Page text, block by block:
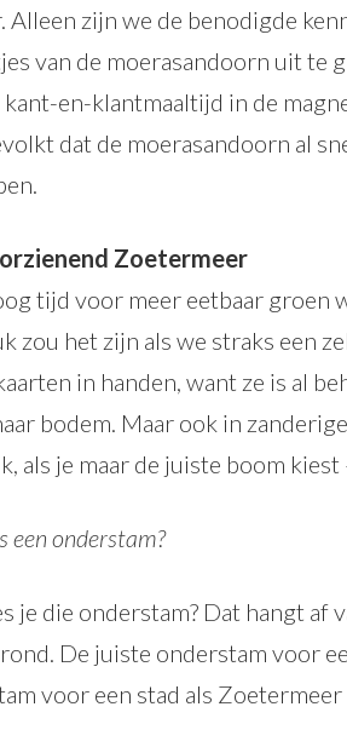
Alleen zijn we de benodigde
van de moerasandoorn uit te
kant-en-klantmaaltijd in de
dat de moerasandoorn al
Zoetermeer
tijd voor meer eetbaar groen
zou het zijn als we straks een
in handen, want ze is al
bodem. Maar ook in zanderige
als je maar de juiste boom
een onderstam?
je die onderstam? Dat hangt
De juiste onderstam voor
voor een stad als